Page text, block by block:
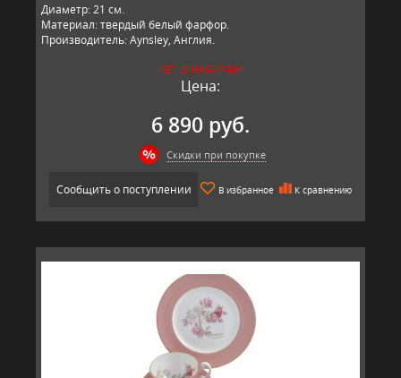
Диаметр: 21 см.
Материал: твердый белый фарфор.
Производитель: Aynsley, Англия.
НЕТ В НАЛИЧИИ
Цена:
6 890 руб.
Скидки при покупке
Сообщить о поступлении В избранное К сравнению